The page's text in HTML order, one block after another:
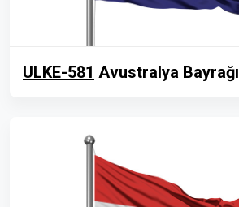
ULKE-581 Avustralya Bayrağı